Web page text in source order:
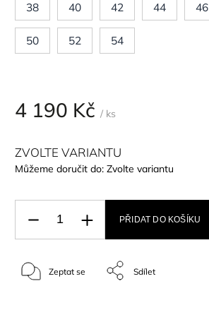
38
40 42 44 46
50 52 54
4 190 Kč / ks
ZVOLTE VARIANTU
Můžeme doručit do: Zvolte variantu
PŘIDAT DO KOŠÍKU
Zeptat se Sdílet